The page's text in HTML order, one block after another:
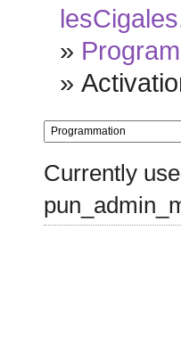
»
»
Currently